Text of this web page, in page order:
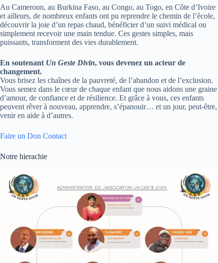
Au Cameroun, au Burkina Faso, au Congo, au Togo, en Côte d’Ivoire
et ailleurs, de nombreux enfants ont pu reprendre le chemin de l’école,
découvrir la joie d’un repas chaud, bénéficier d’un suivi médical ou
simplement recevoir une main tendue. Ces gestes simples, mais
puissants, transforment des vies durablement.
En soutenant Un Geste Divin, vous devenez un acteur de
changement.
Vous brisez les chaînes de la pauvreté, de l’abandon et de l’exclusion.
Vous semez dans le cœur de chaque enfant que nous aidons une graine
d’amour, de confiance et de résilience. Et grâce à vous, ces enfants
peuvent rêver à nouveau, apprendre, s’épanouir… et un jour, peut-être,
venir en aide à d’autres.
Faire un Don Contact
Notre hierachie